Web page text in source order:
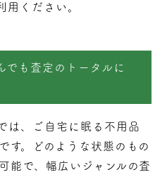
用ください。
でも査定のトータルに
は、ご自宅に眠る不用品
す。どのような状態のもの
能で、幅広いジャンルの査